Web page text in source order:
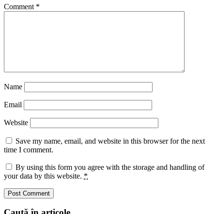
Comment *
Name
Email
Website
Save my name, email, and website in this browser for the next
time I comment.
By using this form you agree with the storage and handling of
your data by this website. *